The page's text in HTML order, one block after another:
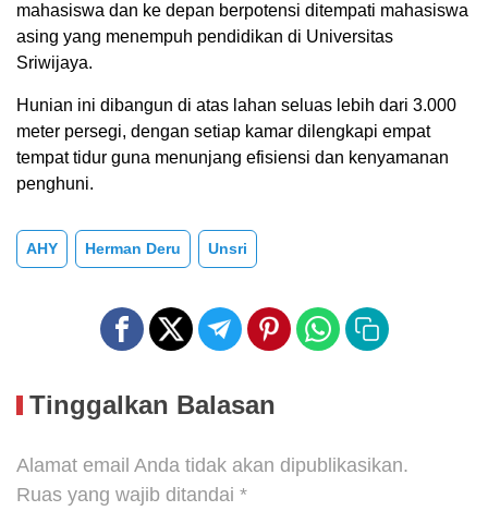
mahasiswa dan ke depan berpotensi ditempati mahasiswa
asing yang menempuh pendidikan di Universitas
Sriwijaya.
Hunian ini dibangun di atas lahan seluas lebih dari 3.000
meter persegi, dengan setiap kamar dilengkapi empat
tempat tidur guna menunjang efisiensi dan kenyamanan
penghuni.
AHY Herman Deru Unsri
Tinggalkan Balasan
Alamat email Anda tidak akan dipublikasikan.
Ruas yang wajib ditandai *